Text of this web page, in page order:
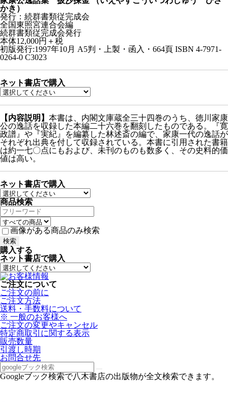
かき）
発行：続群書類従完成会
全国東照宮連合会編
続群書類従完成会発行
本体12,000円＋税
初版発行:1997年10月 A5判・上製・函入・664頁 ISBN 4-7971-
0264-0 C3023
ネット書店で購入
【内容説明】 本書は、内閣文庫蔵全三十四巻のうち、徳川家康
公の逸話を収録した本編二十六巻を翻刻したものである。『寛
政譜』や『実紀』を編纂した林述斎の編で、家康一代の逸話が
それぞれ出典を付して収録されている。本書に引用された書籍
は約一七〇点にもおよび、未刊のものも数多く、その史料的価
値は高い。
ネット書店で購入
商品検索
画像がある商品のみ検索
購入する
ネット書店で購入
ご注文について
ご注文の前に
ご注文方法
送料・手数料について
※ 一般のお客様へ
ご注文の変更やキャンセル
特定商取引に関する表示
販売数量
引渡し時期
お問合せ先
Googleブック検索で八木書店の出版物が全文検索できます。